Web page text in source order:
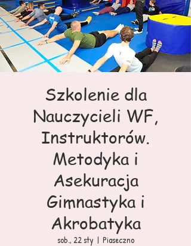
Szkolenie dla
Nauczycieli WF,
Instruktorów.
Metodyka i
Asekuracja
Gimnastyka i
Akrobatyka
sob., 22 sty
  |
Piaseczno